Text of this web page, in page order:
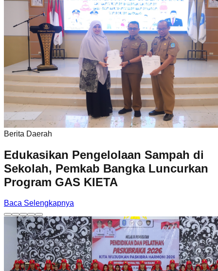
Berita Daerah
Edukasikan Pengelolaan Sampah di
Sekolah, Pemkab Bangka Luncurkan
Program GAS KIETA
Baca Selengkapnya